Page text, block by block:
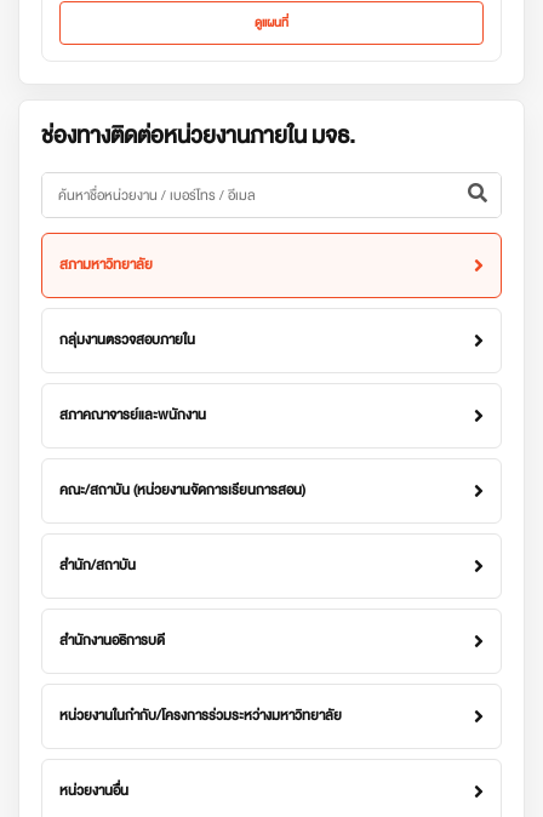
ดูแผนที่
ช่องทางติดต่อหน่วยงานภายใน มจธ.
สภามหาวิทยาลัย
กลุ่มงานตรวจสอบภายใน
สภาคณาจารย์และพนักงาน
คณะ/สถาบัน (หน่วยงานจัดการเรียนการสอน)
สำนัก/สถาบัน
สำนักงานอธิการบดี
หน่วยงานในกำกับ/โครงการร่วมระหว่างมหาวิทยาลัย
หน่วยงานอื่น